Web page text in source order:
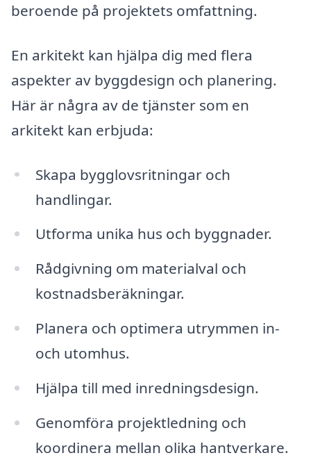
beroende på projektets omfattning.
En arkitekt kan hjälpa dig med flera
aspekter av byggdesign och planering.
Här är några av de tjänster som en
arkitekt kan erbjuda:
Skapa bygglovsritningar och
handlingar.
Utforma unika hus och byggnader.
Rådgivning om materialval och
kostnadsberäkningar.
Planera och optimera utrymmen in-
och utomhus.
Hjälpa till med inredningsdesign.
Genomföra projektledning och
koordinera mellan olika hantverkare.